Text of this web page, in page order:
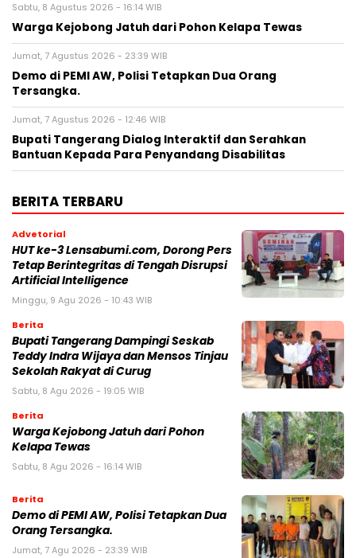
Sabtu, 8 Agustus 2026 - 16:14 WIB
Warga Kejobong Jatuh dari Pohon Kelapa Tewas
Jumat, 7 Agustus 2026 - 23:39 WIB
Demo di PEMI AW, Polisi Tetapkan Dua Orang
Tersangka.
Jumat, 7 Agustus 2026 - 12:46 WIB
Bupati Tangerang Dialog Interaktif dan Serahkan
Bantuan Kepada Para Penyandang Disabilitas
BERITA TERBARU
Advetorial
HUT ke-3 Lensabumi.com, Dorong Pers
Tetap Berintegritas di Tengah Disrupsi
Artificial Intelligence
Minggu, 9 Agu 2026 - 10:43 WIB
Berita
Bupati Tangerang Dampingi Seskab
Teddy Indra Wijaya dan Mensos Tinjau
Sekolah Rakyat di Curug
Sabtu, 8 Agu 2026 - 19:05 WIB
Berita
Warga Kejobong Jatuh dari Pohon
Kelapa Tewas
Sabtu, 8 Agu 2026 - 16:14 WIB
Berita
Demo di PEMI AW, Polisi Tetapkan Dua
Orang Tersangka.
Jumat, 7 Agu 2026 - 23:39 WIB